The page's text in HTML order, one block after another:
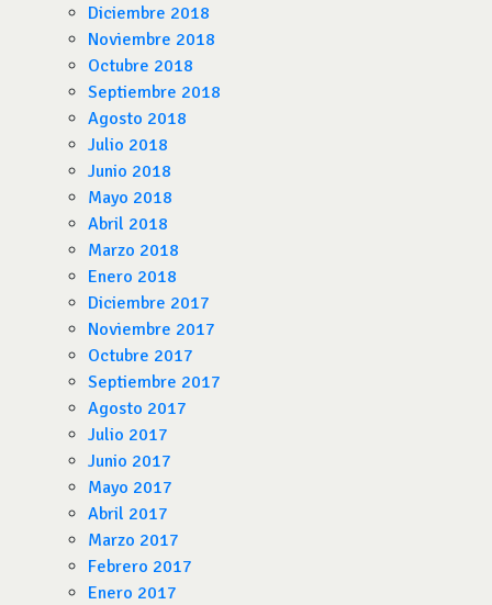
Diciembre 2018
Noviembre 2018
Octubre 2018
Septiembre 2018
Agosto 2018
Julio 2018
Junio 2018
Mayo 2018
Abril 2018
Marzo 2018
Enero 2018
Diciembre 2017
Noviembre 2017
Octubre 2017
Septiembre 2017
Agosto 2017
Julio 2017
Junio 2017
Mayo 2017
Abril 2017
Marzo 2017
Febrero 2017
Enero 2017